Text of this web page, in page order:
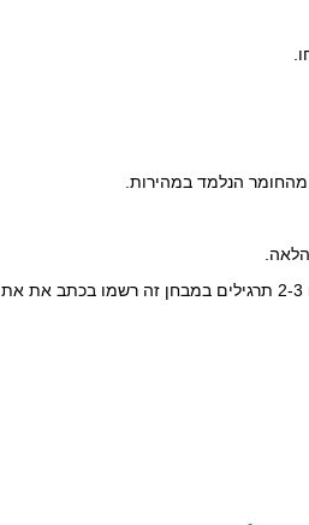
2.אם אתם פותרים מבחן ואתם רואים שהגעתם למצב שבו יש ידע לגבי רוב